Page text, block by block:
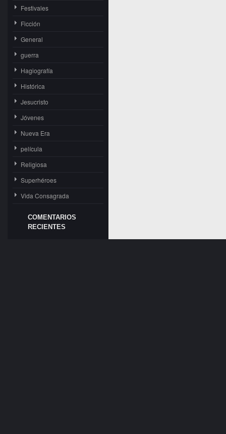
Festivales
Ficción
General
guerra
Hagiografía
Histórica
Jesucristo
Jóvenes
Nueva Era
película
Religiosa
Superhéroes
Vida Consagrada
COMENTARIOS
RECIENTES